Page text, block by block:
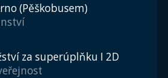
(Pěškobusem)
za superúplňku I 2D